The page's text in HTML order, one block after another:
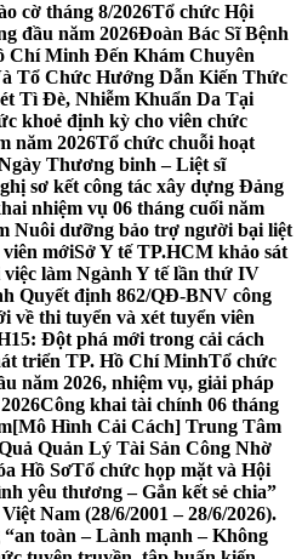
cờ tháng 8/2026Tổ chức Hội
đầu năm 2026​Đoàn Bác Sĩ Bệnh
Chí Minh Đến Khám Chuyên
Tổ Chức Hướng Dẫn Kiến Thức
Tì Đè, Nhiễm Khuẩn Da Tại
khoẻ định kỳ cho viên chức
năm 2026Tổ chức chuỗi hoạt
Thương binh – Liệt sĩ
sơ kết công tác xây dựng Đảng
nhiệm vụ 06 tháng cuối năm
Nuôi dưỡng bảo trợ người bại liệt
mớiSở Y tế TP.HCM khảo sát
làm Ngành Y tế lần thứ IV
Quyết định 862/QĐ-BNV công
về thi tuyển và xét tuyển viên
Đột phá mới trong cải cách
triển TP. Hồ Chí MinhTổ chức
năm 2026, nhiệm vụ, giải pháp
Công khai tài chính 06 tháng
[Mô Hình Cải Cách] Trung Tâm
Quản Lý Tài Sản Công Nhờ
Hồ SơTổ chức họp mặt và Hội
yêu thương – Gắn kết sẻ chia”
Nam (28/6/2001 – 28/6/2026).
toàn – Lành mạnh – Không